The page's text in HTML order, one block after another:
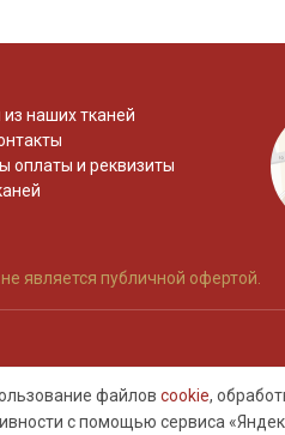
файлов cookie,
с помощью сервиса
наших тканей
оплаты и реквизиты
является публичной офертой.